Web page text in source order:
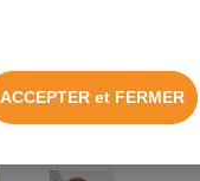
Les
Le coup
:
ACCEPTER et FERMER